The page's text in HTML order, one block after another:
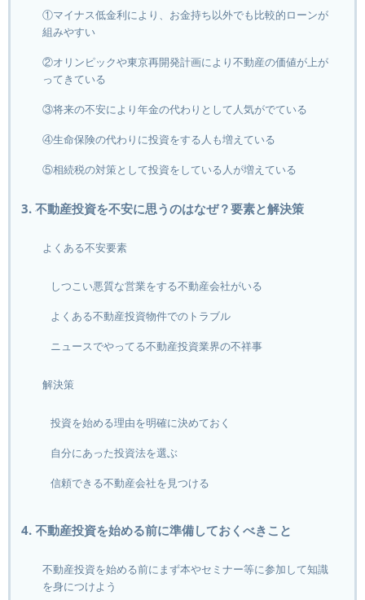
①マイナス低金利により、お金持ち以外でも比較的ローンが
組みやすい
②オリンピックや東京再開発計画により不動産の価値が上が
ってきている
③将来の不安により年金の代わりとして人気がでている
④生命保険の代わりに投資をする人も増えている
⑤相続税の対策として投資をしている人が増えている
3. 不動産投資を不安に思うのはなぜ？要素と解決策
よくある不安要素
しつこい悪質な営業をする不動産会社がいる
よくある不動産投資物件でのトラブル
ニュースでやってる不動産投資業界の不祥事
解決策
投資を始める理由を明確に決めておく
自分にあった投資法を選ぶ
信頼できる不動産会社を見つける
4. 不動産投資を始める前に準備しておくべきこと
不動産投資を始める前にまず本やセミナー等に参加して知識
を身につけよう